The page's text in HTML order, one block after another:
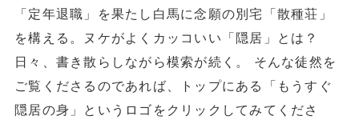
「定年退職」を果たし白馬に念願の別宅「散種荘」
を構える。ヌケがよくカッコいい「隠居」とは？
日々、書き散らしながら模索が続く。 そんな徒然を
ご覧くださるのであれば、トップにある「もうすぐ
隠居の身」というロゴをクリックしてみてくださ